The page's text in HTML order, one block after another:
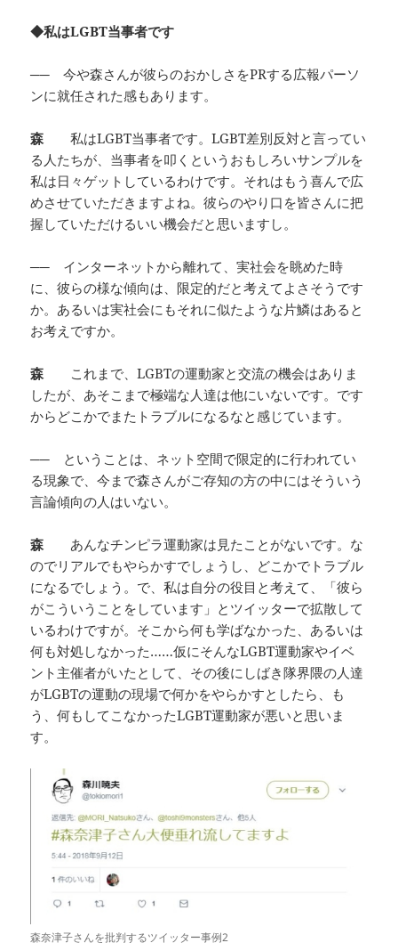
◆私はLGBT当事者です
──今や森さんが彼らのおかしさをPRする広報パーソ
ンに就任された感もあります。
森私はLGBT当事者です。LGBT差別反対と言ってい
る人たちが、当事者を叩くというおもしろいサンプルを
私は日々ゲットしているわけです。それはもう喜んで広
めさせていただきますよね。彼らのやり口を皆さんに把
握していただけるいい機会だと思いますし。
── インターネットから離れて、実社会を眺めた時
に、彼らの様な傾向は、限定的だと考えてよさそうです
か。あるいは実社会にもそれに似たような片鱗はあると
お考えですか。
森 これまで、LGBTの運動家と交流の機会はありま
したが、あそこまで極端な人達は他にいないです。です
からどこかでまたトラブルになるなと感じています。
── ということは、ネット空間で限定的に行われてい
る現象で、今まで森さんがご存知の方の中にはそういう
言論傾向の人はいない。
森 あんなチンピラ運動家は見たことがないです。な
のでリアルでもやらかすでしょうし、どこかでトラブル
になるでしょう。で、私は自分の役目と考えて、「彼ら
がこういうことをしています」とツイッターで拡散して
いるわけですが。そこから何も学ばなかった、あるいは
何も対処しなかった……仮にそんなLGBT運動家やイベ
ント主催者がいたとして、その後にしばき隊界隈の人達
がLGBTの運動の現場で何かをやらかすとしたら、も
う、何もしてこなかったLGBT運動家が悪いと思いま
す。
森奈津子さんを批判するツイッター事例2